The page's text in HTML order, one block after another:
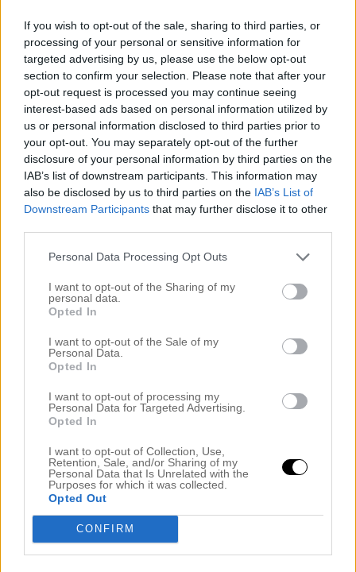
If you wish to opt-out of the sale, sharing to third parties, or
processing of your personal or sensitive information for
targeted advertising by us, please use the below opt-out
section to confirm your selection. Please note that after your
opt-out request is processed you may continue seeing
interest-based ads based on personal information utilized by
us or personal information disclosed to third parties prior to
your opt-out. You may separately opt-out of the further
disclosure of your personal information by third parties on the
IAB’s list of downstream participants. This information may
also be disclosed by us to third parties on the IAB’s List of
Downstream Participants that may further disclose it to other
Personal Data Processing Opt Outs
I want to opt-out of the Sharing of my
personal data.
Opted In
I want to opt-out of the Sale of my
Personal Data.
Opted In
I want to opt-out of processing my
Personal Data for Targeted Advertising.
Opted In
I want to opt-out of Collection, Use,
Retention, Sale, and/or Sharing of my
Personal Data that Is Unrelated with the
Purposes for which it was collected.
Opted Out
CONFIRM
Du är lika underbart ost-tokig som min syster men
hon är lite mer selektiv. Hon äter bara Gruyere, eller hur man
nu stavar det. Hon blir orolig och rastlös om hon inte får en
bit….varje dag! Hon har precis flyttat ner till Malmö förresten
och ska provjobba i en ostbutik haha. Kommer inte ihåg
namnet på den butiken men vad heter den butiken du
handlar ost i så kan jag tipsa henne om vart hon kan hitta en
fin Gruyere. Njut av osten. Kram
Svara
dianasdrommar
september 5, 2012 kl. 04:11
kramis Diana
Svara
Cecilia
september 5, 2012 kl. 05:22
Ha en skön onsdag!
Svara
Emma
september 5, 2012 kl. 05:33
Belle Maison <3
Svara